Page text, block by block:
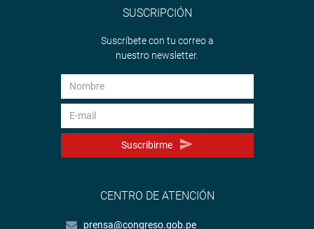
SUSCRIPCIÓN
Suscríbete con tu correo a
nuestro newsletter.
Suscribirme
CENTRO DE ATENCIÓN
prensa@congreso.gob.pe